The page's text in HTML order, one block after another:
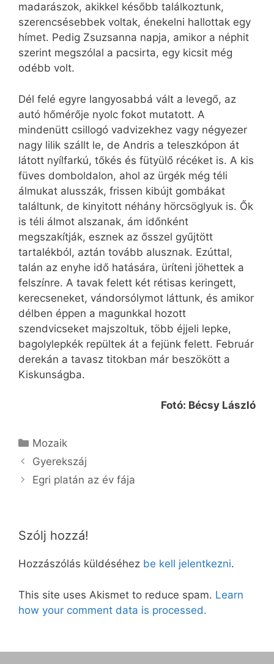
madarászok, akikkel később találkoztunk,
szerencsésebbek voltak, énekelni hallottak egy
hímet. Pedig Zsuzsanna napja, amikor a néphit
szerint megszólal a pacsirta, egy kicsit még
odébb volt.
Dél felé egyre langyosabbá vált a levegő, az
autó hőmérője nyolc fokot mutatott. A
mindenütt csillogó vadvizekhez vagy négyezer
nagy lilik szállt le, de Andris a teleszkópon át
látott nyílfarkú, tőkés és fütyülő récéket is. A kis
füves domboldalon, ahol az ürgék még téli
álmukat alusszák, frissen kibújt gombákat
találtunk, de kinyitott néhány hörcsöglyuk is. Ők
is téli álmot alszanak, ám időnként
megszakítják, esznek az ősszel gyűjtött
tartalékból, aztán tovább alusznak. Ezúttal,
talán az enyhe idő hatására, üríteni jöhettek a
felszínre. A tavak felett két rétisas keringett,
kerecseneket, vándorsólymot láttunk, és amikor
délben éppen a magunkkal hozott
szendvicseket majszoltuk, több éjjeli lepke,
bagolylepkék repültek át a fejünk felett. Február
derekán a tavasz titokban már beszökött a
Kiskunságba.
Fotó: Bécsy László
Kategória
Mozaik
Gyerekszáj
Egri platán az év fája
Szólj hozzá!
Hozzászólás küldéséhez be kell jelentkezni.
This site uses Akismet to reduce spam. Learn
how your comment data is processed.